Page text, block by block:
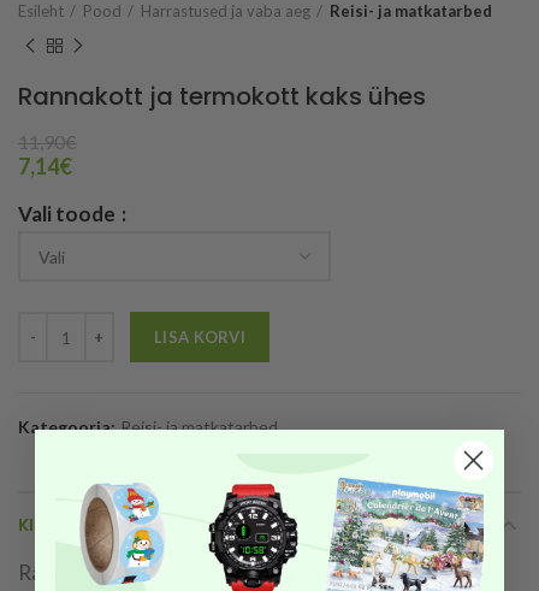
Esileht Pood Harrastused ja vaba aeg Reisi- ja matkatarbed
Rannakott ja termokott kaks ühes
11,90€
7,14€
Vali toode
LISA KORVI
Kategooria:Reisi- ja matkatarbed
KIRJELDUS
Rannakott ja termokott kaks ühes